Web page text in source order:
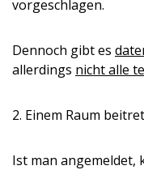
vorgeschlagen.
Dennoch gibt es
allerdings nicht alle
2. Einem Raum
Ist man angemeldet,